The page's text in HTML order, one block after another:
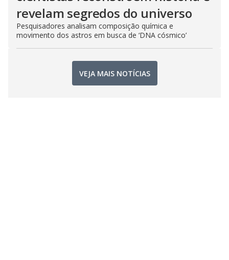
revelam segredos do universo
Pesquisadores analisam composição química e
movimento dos astros em busca de ‘DNA cósmico’
VEJA MAIS NOTÍCIAS